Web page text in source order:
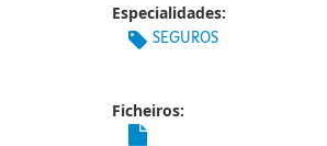
Especialidades:
SEGUROS
Ficheiros: